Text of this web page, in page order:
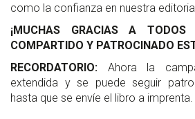
como la confianza en nuestra
¡MUCHAS GRACIAS A
COMPARTIDO Y PATROCINADO
RECORDATORIO: Ahora la
extendida y se puede seguir
hasta que se envíe el libro a imprenta.